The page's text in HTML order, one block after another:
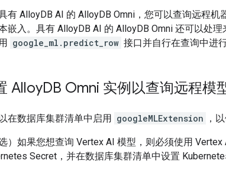
有 AlloyDB AI 的 AlloyDB Omni，您可以查询远程
嵌入。具有 AlloyDB AI 的 AlloyDB Omni 还可以处
google_ml.predict_row 接口并自行在查询中进行
AlloyDB Omni 实例以查询远程模
在数据库集群清单中启用 googleMLExtension ，
选）如果您想查询 Vertex AI 模型，则必须使用
Secret，并在数据库集群清单中设置